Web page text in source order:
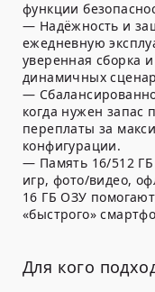
функции
— Надёжность и
ежедневную
уверенная сборка
динамичных
—
когда нужен запас
переплаты за
конфигурации.
— Память 16/512
игр, фото/видео,
16 ГБ ОЗУ
«быстрого»
Для кого